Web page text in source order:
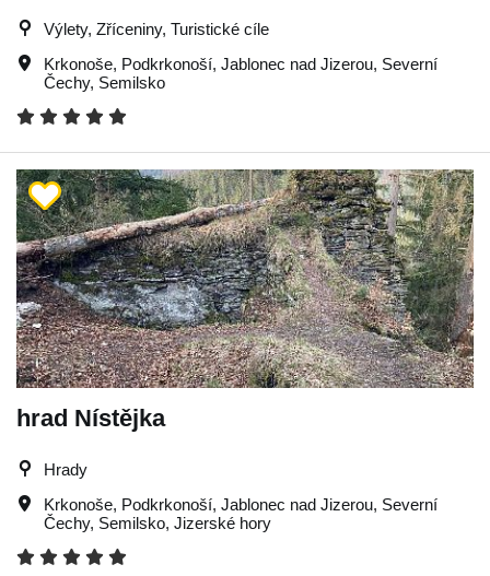
Výlety, Zříceniny, Turistické cíle
Krkonoše, Podkrkonoší, Jablonec nad Jizerou, Severní
Čechy, Semilsko
hrad Nístějka
Hrady
Krkonoše, Podkrkonoší, Jablonec nad Jizerou, Severní
Čechy, Semilsko, Jizerské hory